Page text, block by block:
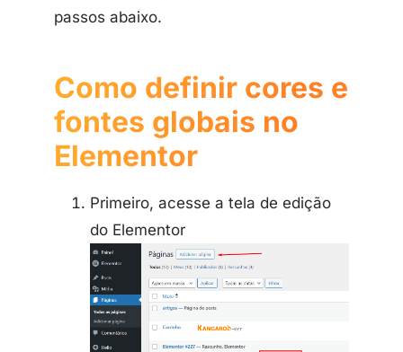
passos abaixo.
Como definir cores e
fontes globais no
Elementor
Primeiro, acesse a tela de edição
do Elementor